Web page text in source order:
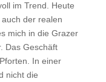
im Trend. Heute
der realen
mich in die Grazer
Das Geschäft
In einer
nicht die